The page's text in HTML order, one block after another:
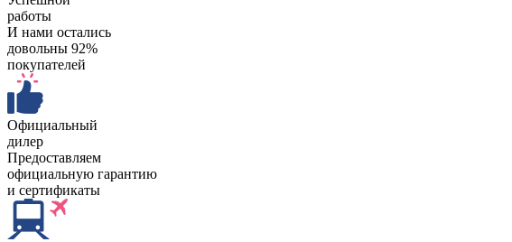
работы
И нами остались
довольны 92%
покупателей
Официальный
дилер
Предоставляем
официальную гарантию
и сертификаты